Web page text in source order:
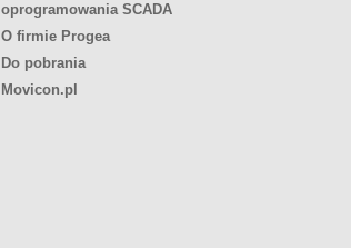
oprogramowania SCADA
O firmie Progea
Do pobrania
Movicon.pl